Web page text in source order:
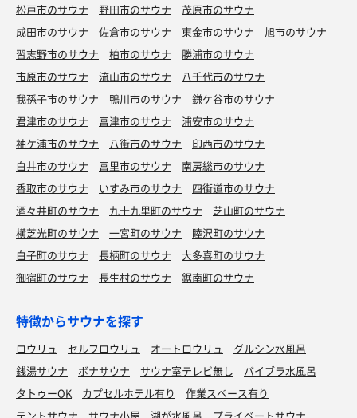
松戸市のサウナ
野田市のサウナ
茂原市のサウナ
成田市のサウナ
佐倉市のサウナ 東金市のサウナ
旭市のサウナ
習志野市のサウナ
柏市のサウナ
勝浦市のサウナ
市原市のサウナ
流山市のサウナ
八千代市のサウナ
我孫子市のサウナ
鴨川市のサウナ
鎌ケ谷市のサウナ
君津市のサウナ
富津市のサウナ
浦安市のサウナ
袖ケ浦市のサウナ
八街市のサウナ
印西市のサウナ
白井市のサウナ
富里市のサウナ
南房総市のサウナ
香取市のサウナ
いすみ市のサウナ
四街道市のサウナ
酒々井町のサウナ
九十九里町のサウナ
芝山町のサウナ
横芝光町のサウナ
一宮町のサウナ
睦沢町のサウナ
白子町のサウナ
長柄町のサウナ
大多喜町のサウナ
御宿町のサウナ
長生村のサウナ 鋸南町のサウナ
特徴からサウナを探す
ロウリュ セルフロウリュ オートロウリュ
グルシン水風呂
銭湯サウナ
ボナサウナ サウナ室テレビ無し
バイブラ水風呂
タトゥーOK
カプセルホテル有り
作業スペース有り